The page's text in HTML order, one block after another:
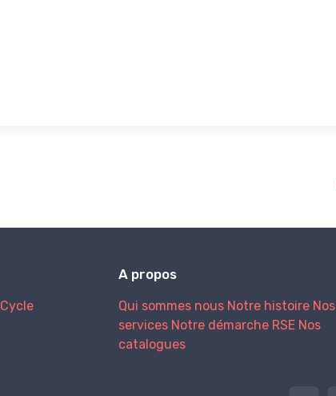
Cycle
A propos
Qui sommes nous Notre histoire Nos
services Notre démarche RSE Nos
catalogues